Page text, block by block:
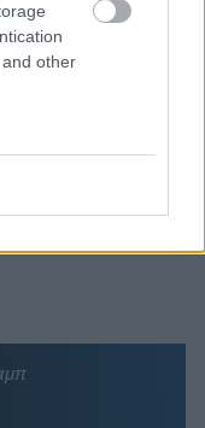
other
- Στον
τις
με τα μεγάλα